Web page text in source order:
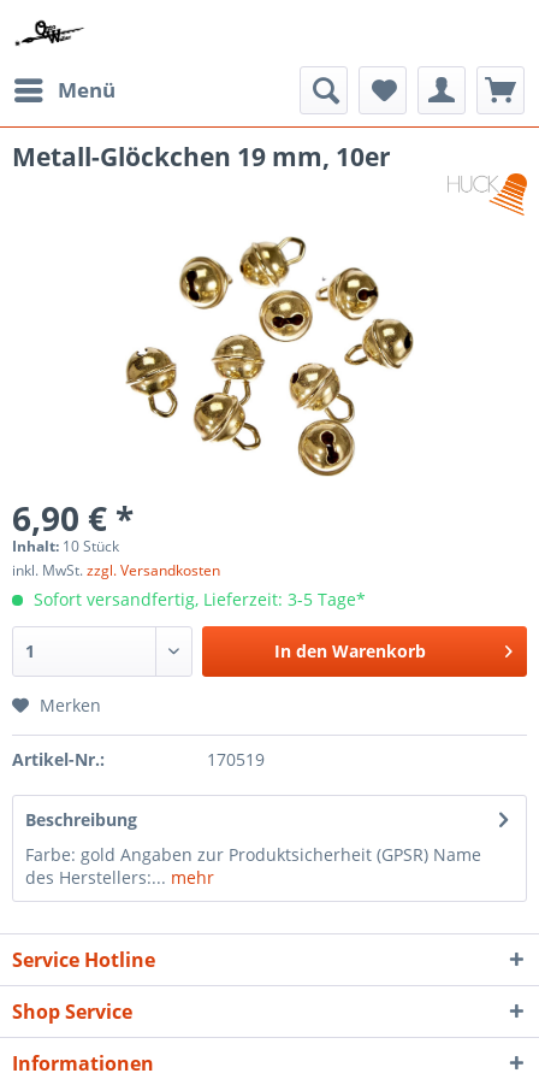
Menü
Metall-Glöckchen 19 mm, 10er
6,90 € *
Inhalt: 10 Stück
inkl. MwSt.zzgl. Versandkosten
Sofort versandfertig, Lieferzeit: 3-5 Tage*
In den Warenkorb
Merken
Artikel-Nr.: 170519
Beschreibung
Farbe: gold Angaben zur Produktsicherheit (GPSR) Name
des Herstellers:... mehr
Service Hotline
Shop Service
Informationen